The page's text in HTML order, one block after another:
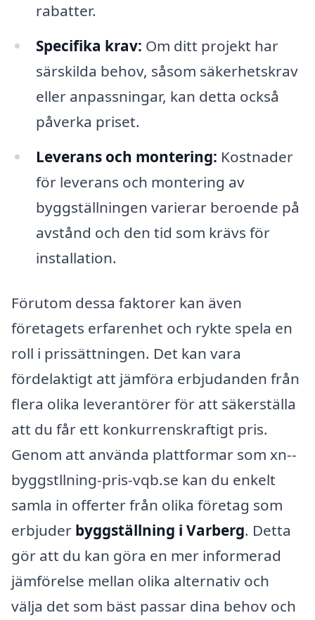
rabatter.
Specifika krav: Om ditt projekt har
särskilda behov, såsom säkerhetskrav
eller anpassningar, kan detta också
påverka priset.
Leverans och montering: Kostnader
för leverans och montering av
byggställningen varierar beroende på
avstånd och den tid som krävs för
installation.
Förutom dessa faktorer kan även
företagets erfarenhet och rykte spela en
roll i prissättningen. Det kan vara
fördelaktigt att jämföra erbjudanden från
flera olika leverantörer för att säkerställa
att du får ett konkurrenskraftigt pris.
Genom att använda plattformar som xn--
byggstllning-pris-vqb.se kan du enkelt
samla in offerter från olika företag som
erbjuder byggställning i Varberg. Detta
gör att du kan göra en mer informerad
jämförelse mellan olika alternativ och
välja det som bäst passar dina behov och